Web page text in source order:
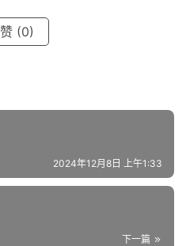
赞 (0)
2024年12月8日 上午1:33
下一篇